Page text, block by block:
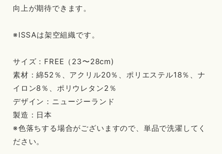
向上が期待できます。
※ISSAは架空組織です。
サイズ：FREE（23〜28cm)
素材：綿52％、アクリル20％、ポリエステル18％、ナ
イロン8％、ポリウレタン2％
デザイン：ニュージーランド
製造：日本
※色落ちする場合がございますので、単品で洗濯してく
ださい。